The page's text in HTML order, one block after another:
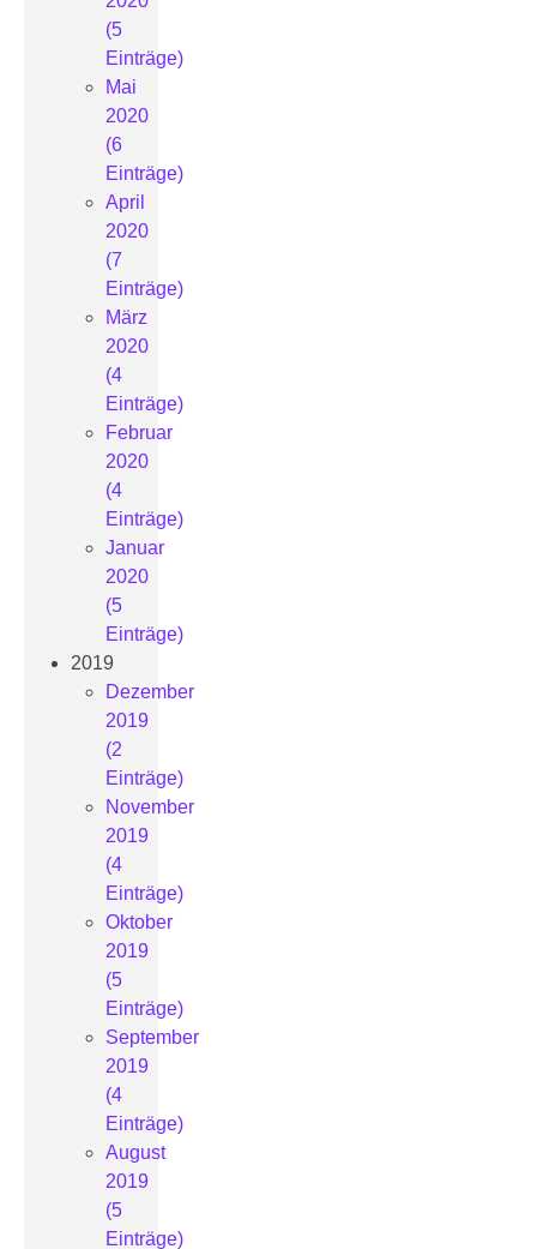
(5
Einträge)
Mai
2020
(6
Einträge)
April
2020
(7
Einträge)
März
2020
(4
Einträge)
Februar
2020
(4
Einträge)
Januar
2020
(5
Einträge)
2019
Dezember
2019
(2
Einträge)
November
2019
(4
Einträge)
Oktober
2019
(5
Einträge)
September
2019
(4
Einträge)
August
2019
(5
Einträge)